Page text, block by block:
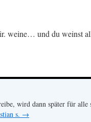
weine… und du weinst
wird dann später für alle
s. →